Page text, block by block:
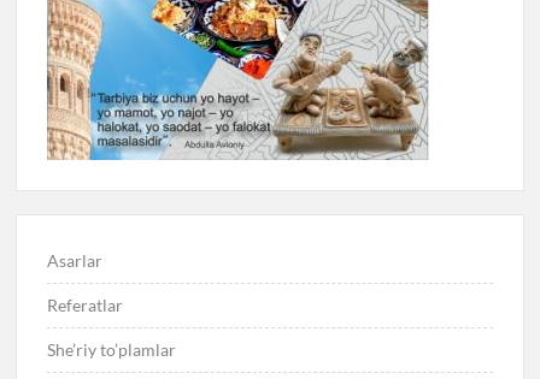
Asarlar
Referatlar
She’riy to’plamlar